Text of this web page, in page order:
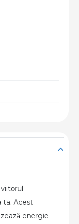
ta. Acest
energie